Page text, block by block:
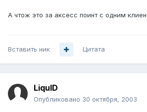
А чтож это за аксесс поинт с одним
Вставить ник Цитата
LiquID
Опубликовано 30 октября, 2003